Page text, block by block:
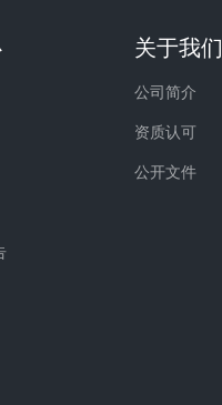
关于我们
公司简介
资质认可
公开文件